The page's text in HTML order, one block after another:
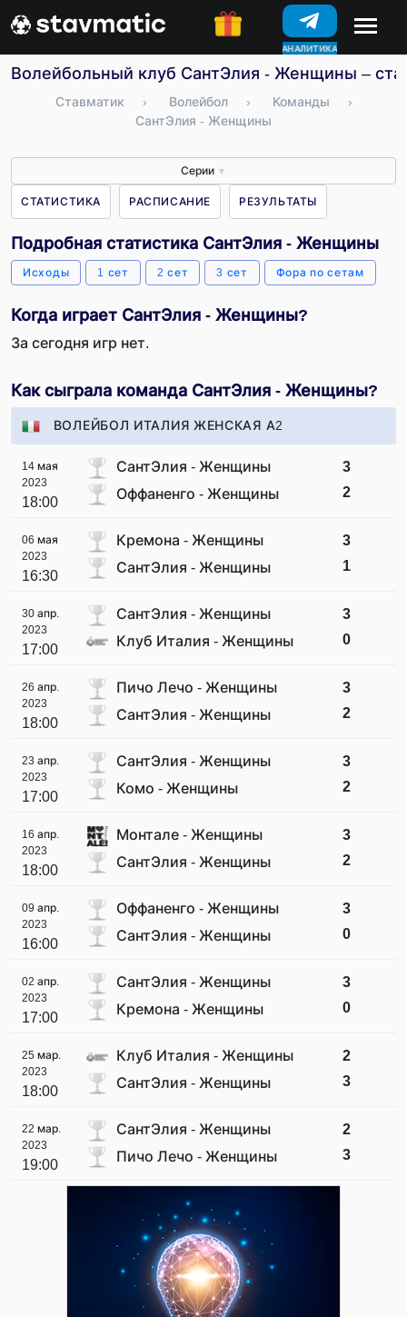
АНАЛИТИКА
КОНКУРСЫ
Волейбольный клуб СантЭлия - Женщины –
Ставматик › Волейбол › Команды
›
СантЭлия - Женщины
Серии ▼
СТАТИСТИКА РАСПИСАНИЕ РЕЗУЛЬТАТЫ
Подробная статистика СантЭлия - Женщины
Исходы 1 сет 2 сет 3 сет Фора по сетам
Когда играет СантЭлия - Женщины?
За сегодня игр нет.
Как сыграла команда СантЭлия - Женщины?
ВОЛЕЙБОЛ ИТАЛИЯ ЖЕНСКАЯ А2
14 мая
2023
18:00
СантЭлия - Женщины
Оффаненго - Женщины
3
2
06 мая
2023
16:30
Кремона - Женщины
СантЭлия - Женщины
3
1
30 апр.
2023
17:00
СантЭлия - Женщины
Клуб Италия - Женщины
3
0
26 апр.
2023
18:00
Пичо Лечо - Женщины
СантЭлия - Женщины
3
2
23 апр.
2023
17:00
СантЭлия - Женщины
Комо - Женщины
3
2
16 апр.
2023
18:00
Монтале - Женщины
СантЭлия - Женщины
3
2
09 апр.
2023
16:00
Оффаненго - Женщины
СантЭлия - Женщины
3
0
02 апр.
2023
17:00
СантЭлия - Женщины
Кремона - Женщины
3
0
25 мар.
2023
18:00
Клуб Италия - Женщины
СантЭлия - Женщины
2
3
22 мар.
2023
19:00
СантЭлия - Женщины
Пичо Лечо - Женщины
2
3